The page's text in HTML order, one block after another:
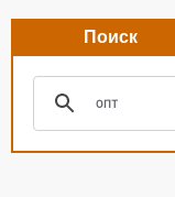
Поиск